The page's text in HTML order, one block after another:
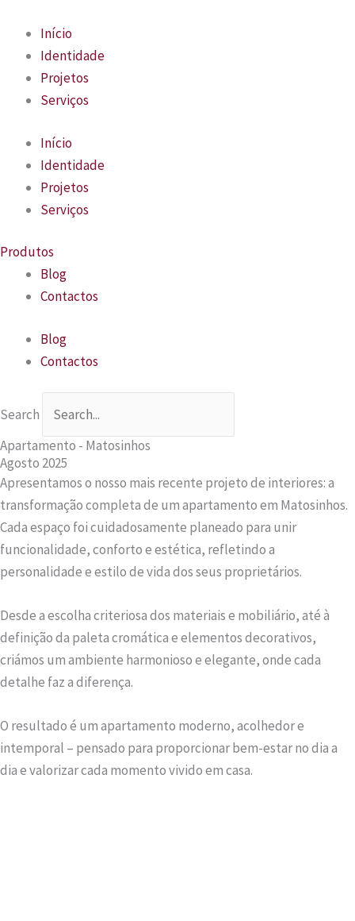
content
Início
Identidade
Projetos
Serviços
Início
Identidade
Projetos
Serviços
Produtos
Blog
Contactos
Blog
Contactos
Search
Apartamento - Matosinhos
Agosto 2025
Apresentamos o nosso mais recente projeto de interiores: a
transformação completa de um apartamento em Matosinhos.
Cada espaço foi cuidadosamente planeado para unir
funcionalidade, conforto e estética, refletindo a
personalidade e estilo de vida dos seus proprietários.
Desde a escolha criteriosa dos materiais e mobiliário, até à
definição da paleta cromática e elementos decorativos,
criámos um ambiente harmonioso e elegante, onde cada
detalhe faz a diferença.
O resultado é um apartamento moderno, acolhedor e
intemporal – pensado para proporcionar bem-estar no dia a
dia e valorizar cada momento vivido em casa.